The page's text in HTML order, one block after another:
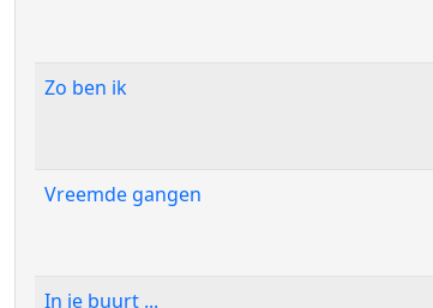
Zo ben ik
Vreemde gangen
In je buurt ...